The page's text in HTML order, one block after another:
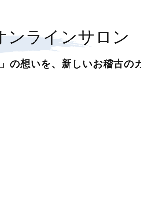
の想いを、新しいお稽古の
ンラインサロン